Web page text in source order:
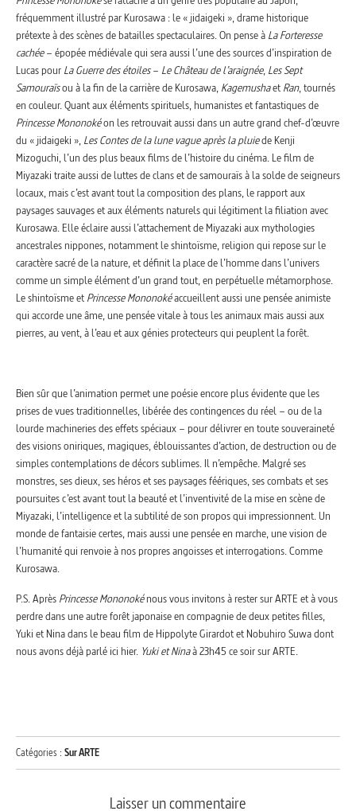
fréquemment illustré par Kurosawa : le « jidaigeki », drame historique
prétexte à des scènes de batailles spectaculaires. On pense à La Forteresse
cachée– épopée médiévale qui sera aussi l’une des sources d’inspiration de
Lucas pour La Guerre des étoiles– Le Château de l’araignée, Les Sept
Samouraïsou à la fin de la carrière de Kurosawa, Kagemushaet Ran, tournés
en couleur. Quant aux éléments spirituels, humanistes et fantastiques de
Princesse Mononokéon les retrouvait aussi dans un autre grand chef-d’œuvre
du « jidaigeki », Les Contes de la lune vague après la pluiede Kenji
Mizoguchi, l’un des plus beaux films de l’histoire du cinéma. Le film de
Miyazaki traite aussi de luttes de clans et de samouraïs à la solde de seigneurs
locaux, mais c’est avant tout la composition des plans, le rapport aux
paysages sauvages et aux éléments naturels qui légitiment la filiation avec
Kurosawa. Elle éclaire aussi l’attachement de Miyazaki aux mythologies
ancestrales nippones, notamment le shintoïsme, religion qui repose sur le
caractère sacré de la nature, et définit la place de l’homme dans l’univers
comme un simple élément d’un grand tout, en perpétuelle métamorphose.
Le shintoïsme et Princesse Mononokéaccueillent aussi une pensée animiste
qui accorde une âme, une pensée vitale à tous les animaux mais aussi aux
pierres, au vent, à l’eau et aux génies protecteurs qui peuplent la forêt.
Bien sûr que l’animation permet une poésie encore plus évidente que les
prises de vues traditionnelles, libérée des contingences du réel – ou de la
lourde machineries des effets spéciaux – pour délivrer en toute souveraineté
des visions oniriques, magiques, éblouissantes d’action, de destruction ou de
simples contemplations de décors sublimes. Il n’empêche. Malgré ses
monstres, ses dieux, ses héros et ses paysages féériques, ses combats et ses
poursuites c’est avant tout la beauté et l’inventivité de la mise en scène de
Miyazaki, l’intelligence et la subtilité de son propos qui impressionnent. Un
monde de fantaisie certes, mais aussi une pensée en marche, une vision de
l’humanité qui renvoie à nos propres angoisses et interrogations. Comme
Kurosawa.
P.S. Après Princesse Mononokénous vous invitons à rester sur ARTE et à vous
perdre dans une autre forêt japonaise en compagnie de deux petites filles,
Yuki et Nina dans le beau film de Hippolyte Girardot et Nobuhiro Suwa dont
nous avons déjà parlé ici hier. Yuki et Ninaà 23h45 ce soir sur ARTE.
Catégories : Sur ARTE
Laisser un commentaire